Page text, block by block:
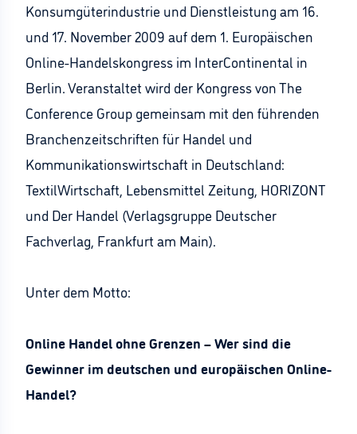
Konsumgüterindustrie und Dienstleistung am 16.
und 17. November 2009 auf dem 1. Europäischen
Online-Handelskongress im InterContinental in
Berlin. Veranstaltet wird der Kongress von The
Conference Group gemeinsam mit den führenden
Branchenzeitschriften für Handel und
Kommunikationswirtschaft in Deutschland:
TextilWirtschaft, Lebensmittel Zeitung, HORIZONT
und Der Handel (Verlagsgruppe Deutscher
Fachverlag, Frankfurt am Main).
Unter dem Motto:
Online Handel ohne Grenzen – Wer sind die
Gewinner im deutschen und europäischen Online-
Handel?